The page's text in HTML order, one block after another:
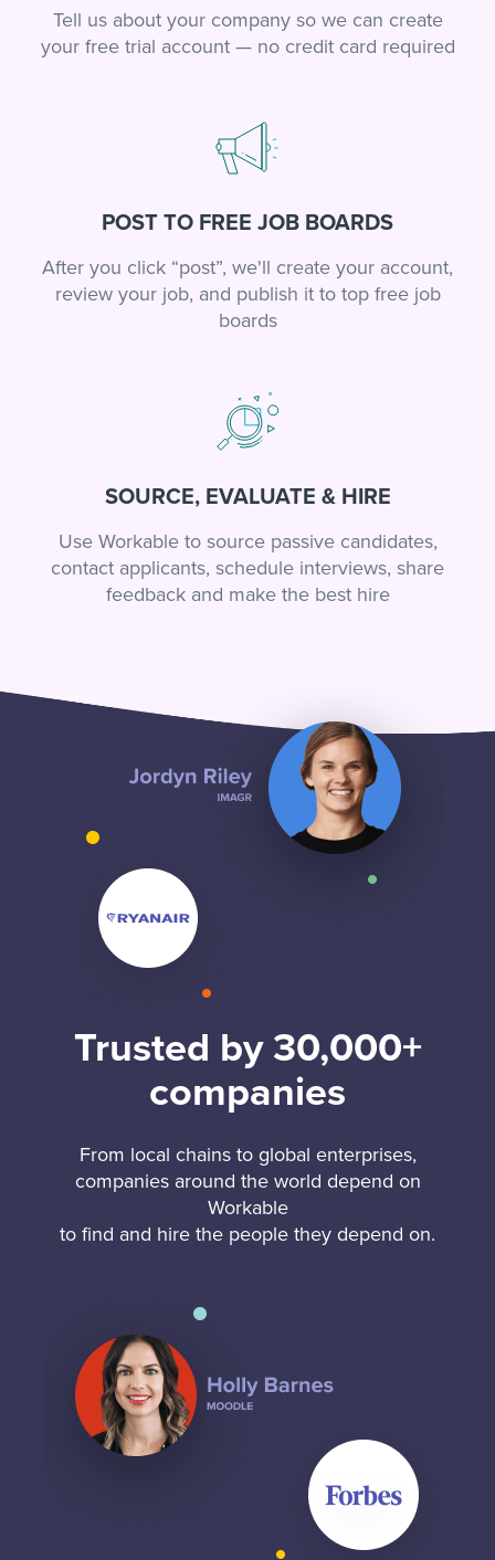
Tell us about your company so we can create
your free trial account — no credit card required
POST TO FREE JOB BOARDS
After you click “post”, we'll create your account,
review your job, and publish it to top free job
boards
SOURCE, EVALUATE & HIRE
Use Workable to source passive candidates,
contact applicants, schedule interviews, share
feedback and make the best hire
Trusted by 30,000+
companies
From local chains to global enterprises,
companies around the world depend on
Workable
to find and hire the people they depend on.